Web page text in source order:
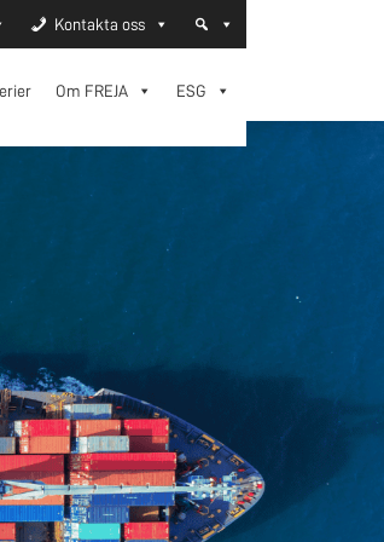
Kontakta oss
Om FREJA
ESG